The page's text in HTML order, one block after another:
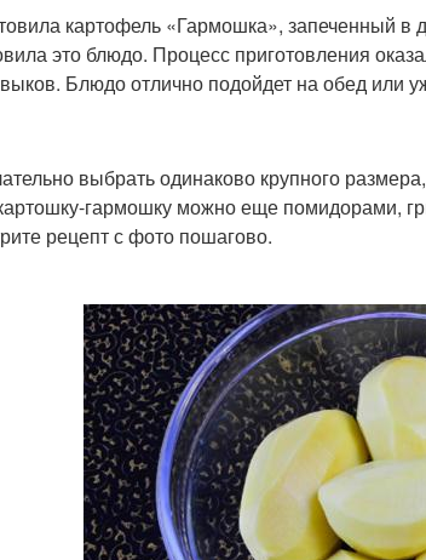
картофель «Гармошка», запеченный в
это блюдо. Процесс приготовления
Блюдо отлично подойдет на обед или
выбрать одинаково крупного
гармошку можно еще помидорами,
рецепт с фото пошагово.